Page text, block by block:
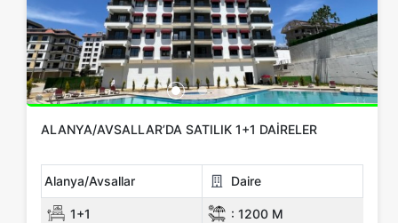
ALANYA/AVSALLAR’DA SATILIK 1+1 DAIRELER
Alanya/Avsallar Daire
1+1 : 1200 M